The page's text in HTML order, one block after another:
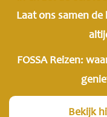
Laat ons samen
FOSSA Reizen:
Bekijk